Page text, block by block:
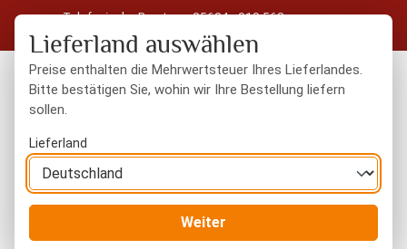
Zum Hauptinhalt springen
Telefonische Beratung: 05604 - 919 563
Kostenloser Versand in Deutschland ab 50 € Warenwert
Lieferland auswählen
Preise enthalten die Mehrwertsteuer Ihres Lieferlandes.
Bitte bestätigen Sie, wohin wir Ihre Bestellung liefern
sollen.
Lieferland
Weiter